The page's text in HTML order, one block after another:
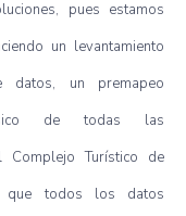
, pues estamos
un levantamiento
datos, un premapeo
de todas
las
Complejo Turístico de
que todos los datos